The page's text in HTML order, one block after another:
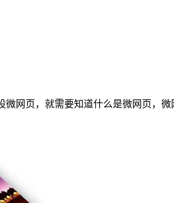
网页，就需要知道什么是微网页，